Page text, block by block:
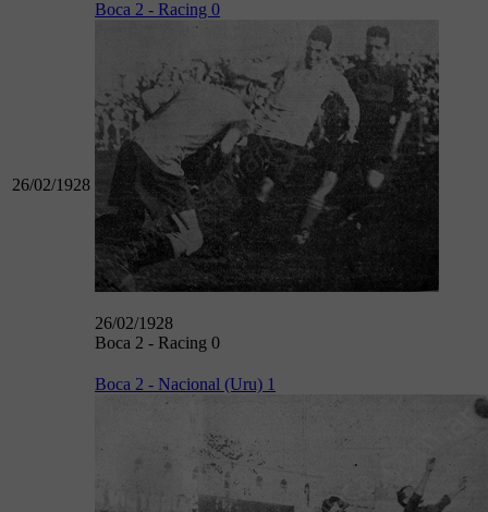
26/02/1928
Boca 2 - Racing 0
26/02/1928
Boca 2 - Racing 0
Boca 2 - Nacional (Uru) 1